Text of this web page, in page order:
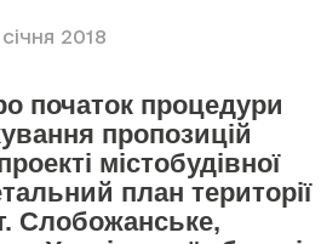
2018
початок процедури
пропозицій
містобудівної
план території
Слобожанське,